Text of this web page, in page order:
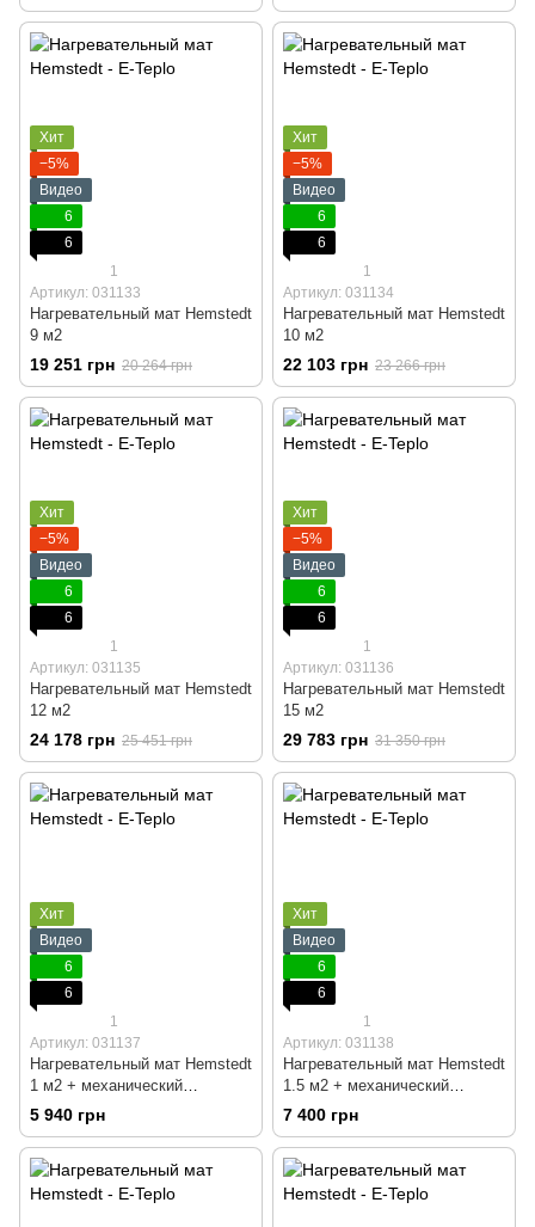
Хит
−5%
Видео
6
6
1
Артикул: 031133
Нагревательный мат Hemstedt
9 м2
19 251 грн 20 264 грн
Хит
−5%
Видео
6
6
1
Артикул: 031134
Нагревательный мат Hemstedt
10 м2
22 103 грн 23 266 грн
Хит
−5%
Видео
6
6
1
Артикул: 031135
Нагревательный мат Hemstedt
12 м2
24 178 грн 25 451 грн
Хит
−5%
Видео
6
6
1
Артикул: 031136
Нагревательный мат Hemstedt
15 м2
29 783 грн 31 350 грн
Хит
Видео
6
6
1
Артикул: 031137
Нагревательный мат Hemstedt
1 м2 + механический
терморегулятор
5 940 грн
Хит
Видео
6
6
1
Артикул: 031138
Нагревательный мат Hemstedt
1.5 м2 + механический
терморегулятор
7 400 грн